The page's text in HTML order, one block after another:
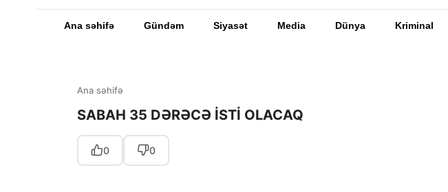
Ana səhifə Gündəm Siyasət Media Dünya Kriminal
Ana səhifə
SABAH 35 DƏRƏCƏ İSTİ OLACAQ
0 0